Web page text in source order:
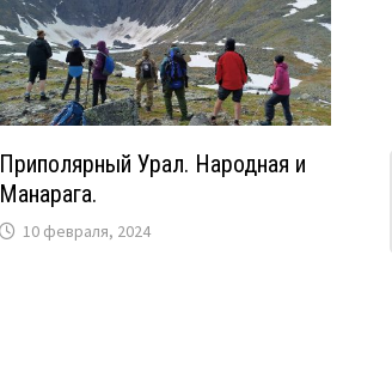
Приполярный Урал. Народная и
Манарага.
10 февраля, 2024